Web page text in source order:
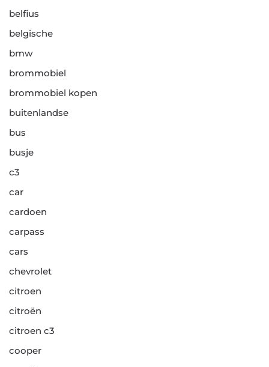
belfius
belgische
bmw
brommobiel
brommobiel kopen
buitenlandse
bus
busje
c3
car
cardoen
carpass
cars
chevrolet
citroen
citroën
citroen c3
cooper